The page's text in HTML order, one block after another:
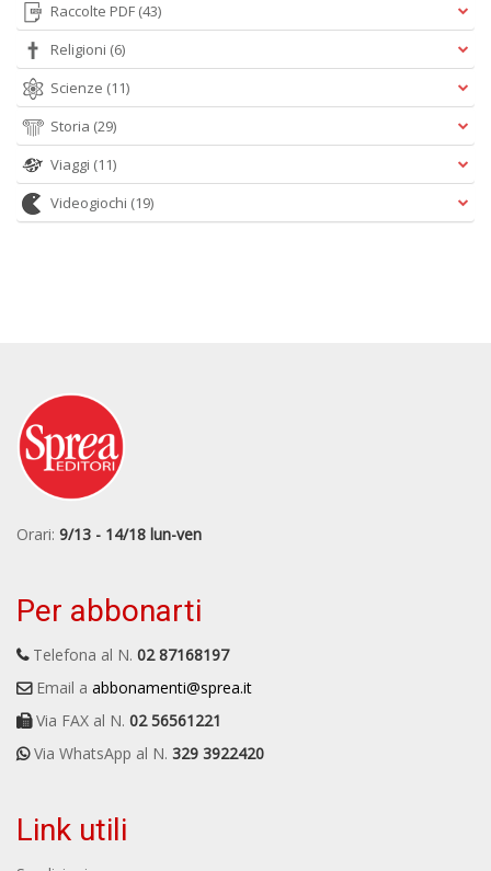
Raccolte PDF (43)
Religioni (6)
Scienze (11)
Storia (29)
Viaggi (11)
Videogiochi (19)
Orari: 9/13 - 14/18 lun-ven
Per abbonarti
Telefona al N. 02 87168197
Email a abbonamenti@sprea.it
Via FAX al N. 02 56561221
Via WhatsApp al N. 329 3922420
Link utili